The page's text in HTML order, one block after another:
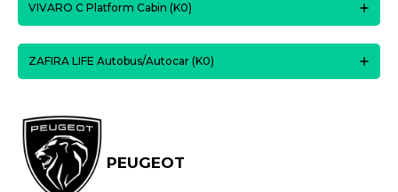
VIVARO C Platform Cabin (K0)
ZAFIRA LIFE Autobus/Autocar (K0)
PEUGEOT